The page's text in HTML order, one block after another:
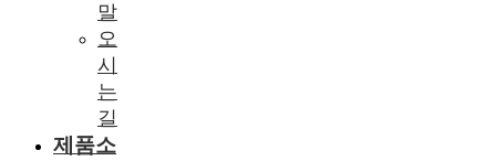
말
오
시
는
길
제품소